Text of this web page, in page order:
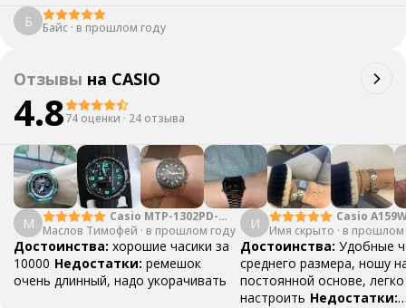
Б Байс · в прошлом году
Отзывы на CASIO
4.874 оценки · 24 отзыва
М
Casio MTP-1302PD-
2A2
Маслов Тимофей · в прошлом году
Достоинства: хорошие часики за
10000 Недостатки: ремешок
очень длинный, надо укорачивать
И
Casio
Имя скрыто · в прошлом
Достоинства: Удобные
среднего размера, ношу
постоянной основе, легко
настроить Недостатки: